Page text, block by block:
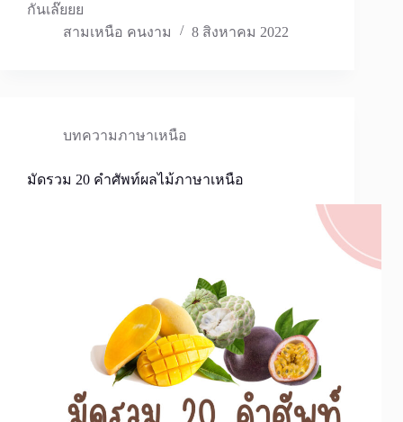
กันเล๊ยยย
สามเหนือ คนงาม
8 สิงหาคม 2022
บทความภาษาเหนือ
มัดรวม 20 คำศัพท์ผลไม้ภาษาเหนือ